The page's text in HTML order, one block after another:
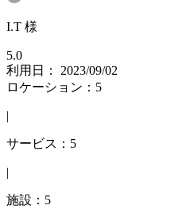
I.T 様
5.0
利用日： 2023/09/02
ロケーション：5
|
サービス：5
|
施設：5